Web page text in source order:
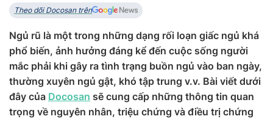
Theo dõi Docosan trên
Ngủ rũ là một trong những dạng rối loạn giấc ngủ khá
phổ biến, ảnh hưởng đáng kể đến cuộc sống người
mắc phải khi gây ra tình trạng buồn ngủ vào ban ngày,
thường xuyên ngủ gật, khó tập trung v.v. Bài viết dưới
đây của Docosan sẽ cung cấp những thông tin quan
trọng về nguyên nhân, triệu chứng và điều trị chứng